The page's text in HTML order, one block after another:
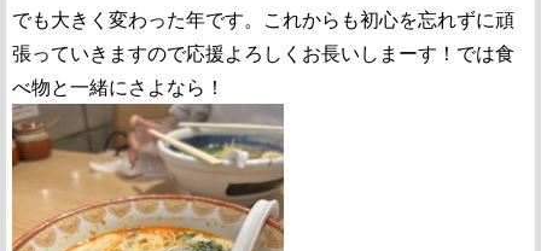
でも大きく変わった年です。これからも初心を忘れずに頑
張っていきますので応援よろしくお長いしまーす！では食
べ物と一緒にさよなら！